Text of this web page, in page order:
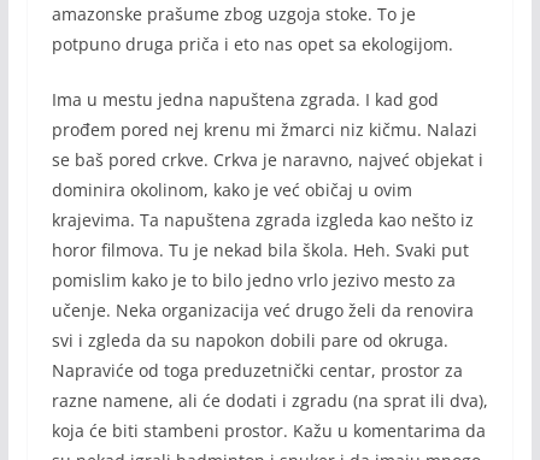
amazonske prašume zbog uzgoja stoke. To je
potpuno druga priča i eto nas opet sa ekologijom.
Ima u mestu jedna napuštena zgrada. I kad god
prođem pored nej krenu mi žmarci niz kičmu. Nalazi
se baš pored crkve. Crkva je naravno, najveć objekat i
dominira okolinom, kako je već običaj u ovim
krajevima. Ta napuštena zgrada izgleda kao nešto iz
horor filmova. Tu je nekad bila škola. Heh. Svaki put
pomislim kako je to bilo jedno vrlo jezivo mesto za
učenje. Neka organizacija već drugo želi da renovira
svi i zgleda da su napokon dobili pare od okruga.
Napraviće od toga preduzetnički centar, prostor za
razne namene, ali će dodati i zgradu (na sprat ili dva),
koja će biti stambeni prostor. Kažu u komentarima da